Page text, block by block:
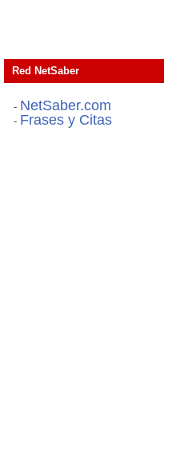
Red NetSaber
- NetSaber.com
- Frases y Citas